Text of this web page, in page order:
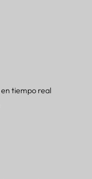
tiempo real